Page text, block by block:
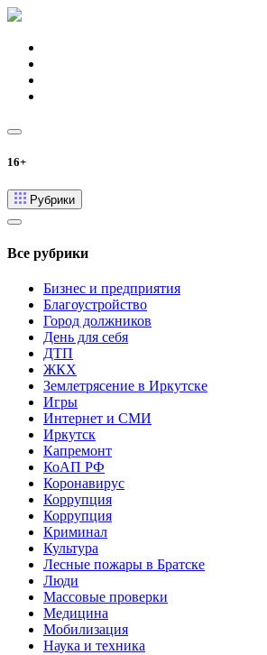
16+
Рубрики
Все рубрики
Бизнес и предприятия
Благоустройство
Город должников
День для себя
ДТП
ЖКХ
Землетрясение в Иркутске
Игры
Интернет и СМИ
Иркутск
Капремонт
КоАП РФ
Коронавирус
Коррупция
Коррупция
Криминал
Культура
Лесные пожары в Братске
Люди
Массовые проверки
Медицина
Мобилизация
Наука и техника